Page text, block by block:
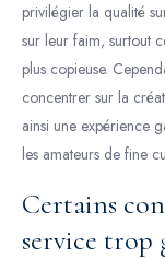
privilégier la qualité
sur leur faim, surtout
plus copieuse.
concentrer sur la
ainsi une expérience
les amateurs de fine
Certains
service trop